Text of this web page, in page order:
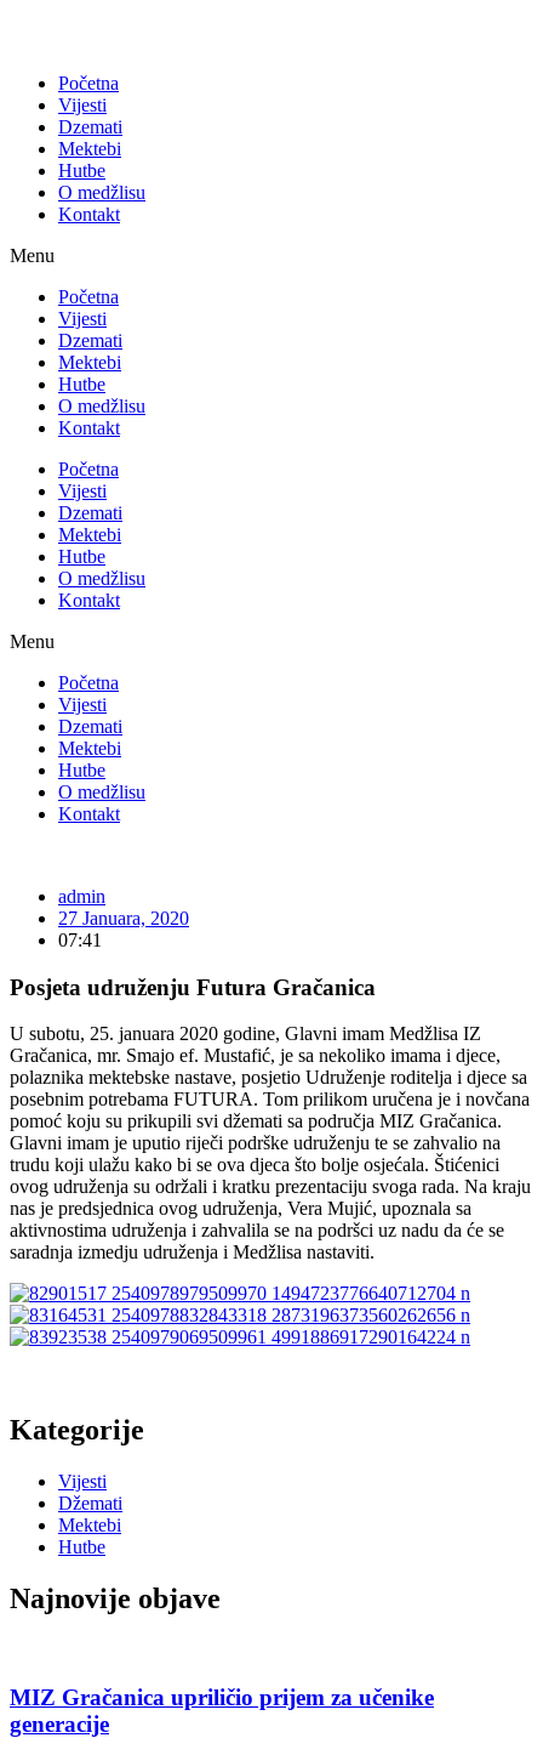
Početna
Vijesti
Dzemati
Mektebi
Hutbe
O medžlisu
Kontakt
Menu
Početna
Vijesti
Dzemati
Mektebi
Hutbe
O medžlisu
Kontakt
Početna
Vijesti
Dzemati
Mektebi
Hutbe
O medžlisu
Kontakt
Menu
Početna
Vijesti
Dzemati
Mektebi
Hutbe
O medžlisu
Kontakt
admin
27 Januara, 2020
07:41
Posjeta udruženju Futura Gračanica
U subotu, 25. januara 2020 godine, Glavni imam Medžlisa IZ
Gračanica, mr. Smajo ef. Mustafić, je sa nekoliko imama i djece,
polaznika mektebske nastave, posjetio Udruženje roditelja i djece sa
posebnim potrebama FUTURA. Tom prilikom uručena je i novčana
pomoć koju su prikupili svi džemati sa područja MIZ Gračanica.
Glavni imam je uputio riječi podrške udruženju te se zahvalio na
trudu koji ulažu kako bi se ova djeca što bolje osjećala. Štićenici
ovog udruženja su održali i kratku prezentaciju svoga rada. Na kraju
nas je predsjednica ovog udruženja, Vera Mujić, upoznala sa
aktivnostima udruženja i zahvalila se na podršci uz nadu da će se
saradnja izmedju udruženja i Medžlisa nastaviti.
Kategorije
Vijesti
Džemati
Mektebi
Hutbe
Najnovije objave
MIZ Gračanica upriličio prijem za učenike
generacije